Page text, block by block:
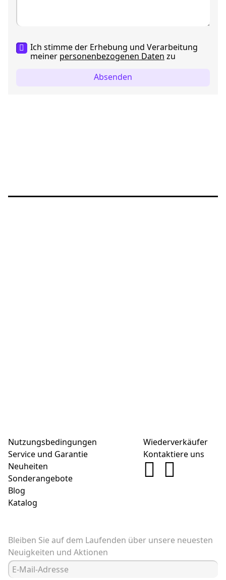
Ich stimme der Erhebung und Verarbeitung
meiner personenbezogenen Daten zu
Absenden
Nutzungsbedingungen
Service und Garantie
Neuheiten
Sonderangebote
Blog
Katalog
Wiederverkäufer
Kontaktiere uns
Bleiben Sie auf dem Laufenden über unsere neuesten
Neuigkeiten und Aktionen